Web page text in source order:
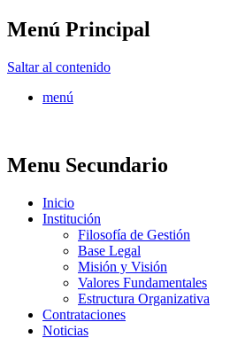
Menú Principal
Saltar al contenido
menú
Menu Secundario
Inicio
Institución
Filosofía de Gestión
Base Legal
Misión y Visión
Valores Fundamentales
Estructura Organizativa
Contrataciones
Noticias